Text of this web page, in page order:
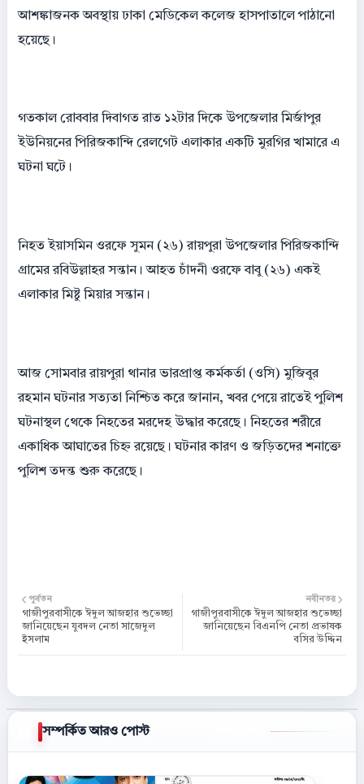
আশঙ্কাজনক অবস্থায় ঢাকা মেডিকেল কলেজ হাসপাতালে পাঠানো
হয়েছে।
গতকাল রোববার দিবাগত রাত ১২টার দিকে উপজেলার মির্জাপুর
ইউনিয়নের পিরিজকান্দি রেলগেট এলাকার একটি মুরগির খামারে এ
ঘটনা ঘটে।
নিহত ইয়াসমিন ওরফে সুমন (২৬) রায়পুরা উপজেলার পিরিজকান্দি
গ্রামের রবিউল্লাহর সন্তান। আহত চাঁদনী ওরফে বাবু (২৬) একই
এলাকার মিষ্টু মিয়ার সন্তান।
আজ সোমবার রায়পুরা থানার ভারপ্রাপ্ত কর্মকর্তা (ওসি) মুজিবুর
রহমান ঘটনার সত্যতা নিশ্চিত করে জানান, খবর পেয়ে রাতেই পুলিশ
ঘটনাস্থল থেকে নিহতের মরদেহ উদ্ধার করেছে। নিহতের শরীরে
একাধিক আঘাতের চিহ্ন রয়েছে। ঘটনার কারণ ও জড়িতদের শনাক্তে
পুলিশ তদন্ত শুরু করেছে।
নবীনতর
গাজীপুরবাসীকে ঈদুল আজহার শুভেচ্ছা
জানিয়েছেন বিএনপি নেতা প্রভাষক
বসির উদ্দিন
পূর্বতন
গাজীপুরবাসীকে ঈদুল আজহার শুভেচ্ছা
জানিয়েছেন যুবদল নেতা সাজেদুল
ইসলাম
সম্পর্কিত আরও পোস্ট